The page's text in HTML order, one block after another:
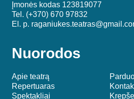
Įmonės kodas 123819077
Tel. (+370) 670 97832
El. p.
Nuorodos
Apie teatrą
Repertuaras
Spektakliai